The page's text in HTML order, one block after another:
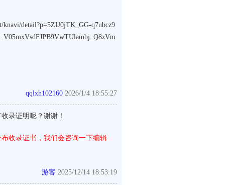
detail?p=5ZU0jTK_GG-q7ubcz9
qqlxh102160 2026/1/4 18:55:27
录证明呢？谢谢！
收录证书，我们会咨询一下编辑
游客 2025/12/14 18:53:19